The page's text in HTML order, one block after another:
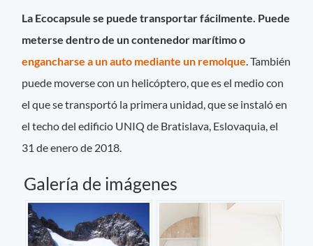
La Ecocapsule se puede transportar fácilmente. Puede
meterse dentro de un contenedor marítimo o
engancharse a un auto mediante un remolque. También
puede moverse con un helicóptero, que es el medio con
el que se transportó la primera unidad, que se instaló en
el techo del edificio UNIQ de Bratislava, Eslovaquia, el
31 de enero de 2018.
Galería de imágenes